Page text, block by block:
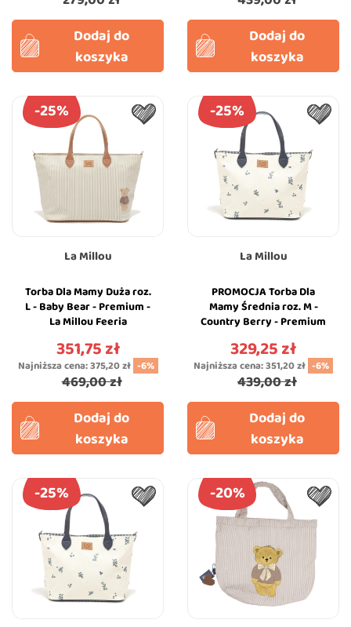
Dodaj do
koszyka
Dodaj do
koszyka
La Millou
Torba Dla Mamy Duża roz.
L - Baby Bear - Premium -
La Millou Feeria
Cena
351,75 zł
Najniższa cena:375,20 zł -6%
469,00 zł
-25%
Dodaj do
koszyka
La Millou
PROMOCJA Torba Dla
Mamy Średnia roz. M -
Country Berry - Premium
Cena
329,25 zł
Najniższa cena:351,20 zł -6%
439,00 zł
-25%
Dodaj do
koszyka
-25% -20%